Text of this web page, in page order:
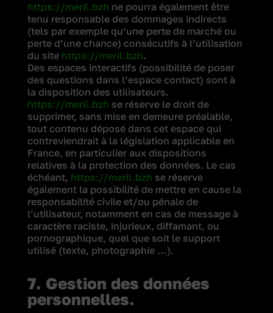
https://meril.bzh ne pourra également être
tenu responsable des dommages indirects
(tels par exemple qu’une perte de marché ou
perte d’une chance) consécutifs à l’utilisation
du site https://meril.bzh.
Des espaces interactifs (possibilité de poser
des questions dans l’espace contact) sont à
la disposition des utilisateurs.
https://meril.bzh se réserve le droit de
supprimer, sans mise en demeure préalable,
tout contenu déposé dans cet espace qui
contreviendrait à la législation applicable en
France, en particulier aux dispositions
relatives à la protection des données. Le cas
échéant, https://meril.bzh se réserve
également la possibilité de mettre en cause la
responsabilité civile et/ou pénale de
l’utilisateur, notamment en cas de message à
caractère raciste, injurieux, diffamant, ou
pornographique, quel que soit le support
utilisé (texte, photographie …).
7. Gestion des données
personnelles.